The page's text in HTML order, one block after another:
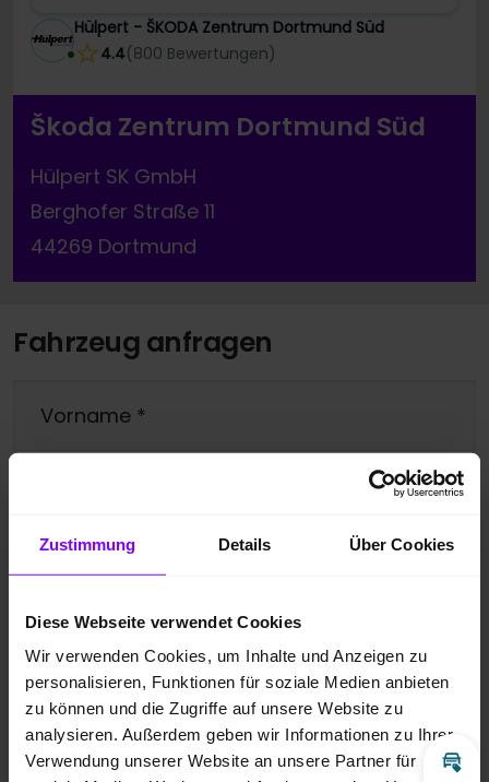
Zustimmung Details Über Cookies
Diese Webseite verwendet Cookies
Wir verwenden Cookies, um Inhalte und Anzeigen zu
personalisieren, Funktionen für soziale Medien anbieten
zu können und die Zugriffe auf unsere Website zu
analysieren. Außerdem geben wir Informationen zu Ihrer
Verwendung unserer Website an unsere Partner für
Hülpert - ŠKODA Zentrum Dortmund Süd
4.4(800 Bewertungen)
Škoda Zentrum Dortmund Süd
Hülpert SK GmbH
Berghofer Straße 11
44269 Dortmund
Fahrzeug anfragen
Vorname *
E-Mail*
Ihre Nachricht*